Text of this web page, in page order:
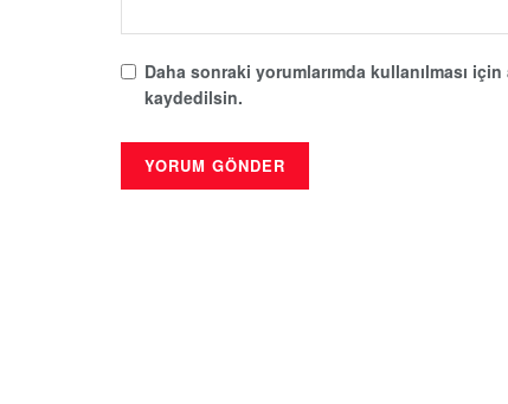
Daha sonraki yorumlarımda kullanılması
kaydedilsin.